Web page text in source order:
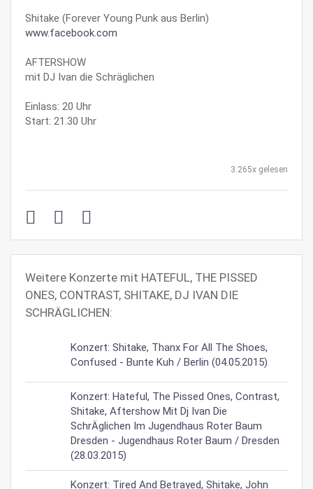
Shitake (Forever Young Punk aus Berlin)
www.facebook.com
AFTERSHOW
mit DJ Ivan die Schräglichen
Einlass: 20 Uhr
Start: 21.30 Uhr
3.265x gelesen
Weitere Konzerte mit HATEFUL, THE PISSED
ONES, CONTRAST, SHITAKE, DJ IVAN DIE
SCHRÄGLICHEN:
Konzert: Shitake, Thanx For All The Shoes,
Confused - Bunte Kuh / Berlin (04.05.2015)
Konzert: Hateful, The Pissed Ones, Contrast,
Shitake, Aftershow Mit Dj Ivan Die
SchrÄglichen Im Jugendhaus Roter Baum
Dresden - Jugendhaus Roter Baum / Dresden
(28.03.2015)
Konzert: Tired And Betrayed, Shitake, John